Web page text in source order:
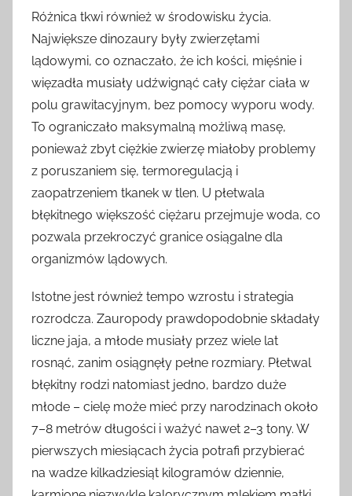
Różnica tkwi również w środowisku życia.
Największe dinozaury były zwierzętami
lądowymi, co oznaczało, że ich kości, mięśnie i
więzadła musiały udźwignąć cały ciężar ciała w
polu grawitacyjnym, bez pomocy wyporu wody.
To ograniczało maksymalną możliwą masę,
ponieważ zbyt ciężkie zwierzę miałoby problemy
z poruszaniem się, termoregulacją i
zaopatrzeniem tkanek w tlen. U płetwala
błękitnego większość ciężaru przejmuje woda, co
pozwala przekroczyć granice osiągalne dla
organizmów lądowych.
Istotne jest również tempo wzrostu i strategia
rozrodcza. Zauropody prawdopodobnie składały
liczne jaja, a młode musiały przez wiele lat
rosnąć, zanim osiągnęły pełne rozmiary. Płetwal
błękitny rodzi natomiast jedno, bardzo duże
młode – cielę może mieć przy narodzinach około
7–8 metrów długości i ważyć nawet 2–3 tony. W
pierwszych miesiącach życia potrafi przybierać
na wadze kilkadziesiąt kilogramów dziennie,